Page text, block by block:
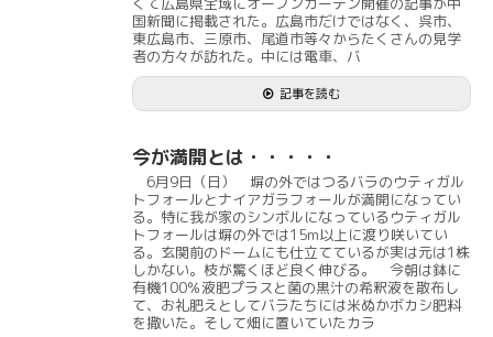
国新聞に掲載された。広島市だけではなく、呉市、
東広島市、三原市、尾道市等々からたくさんの見学
者の方々が訪れた。中には電車、バ
記事を読む
今が満開とは・・・・・
6月9日（日） 塀の外ではつるバラのウティガル
トフォールとナイアガラフォールが満開になってい
る。特に我が家のシンボルになっているウティガル
トフォールは塀の外では15m以上に渡り咲いてい
る。玄関前のドームにも仕立てているが実は元は1株
しかない。枝が驚くほど良く伸びる。 今朝は鉢に
有機100％液肥プラスと菌の黒汁の希釈液を散布し
て、お礼肥えとしてバラたちには米ぬかボカシ肥料
を撒いた。そして畑に置いていたカラ